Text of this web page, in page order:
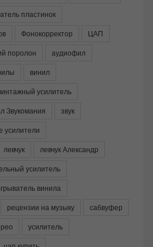
пластинок
Фонокорректор
ЦАП
поролон
аудиофил
винил
усилитель
Звукомания
звук
усилители
левчук
левчук Александр
усилитель
винила
рецензии на музыку
сабвуфер
усилитель